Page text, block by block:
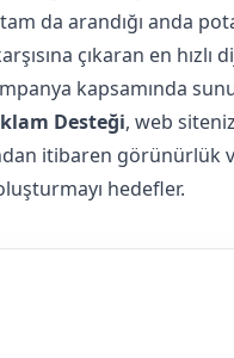
da arandığı anda
çıkaran en hızlı
kapsamında
Desteği, web
itibaren görünürlük
hedefler.